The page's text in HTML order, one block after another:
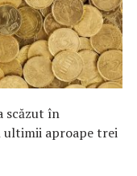
scăzut în
ultimii aproape trei